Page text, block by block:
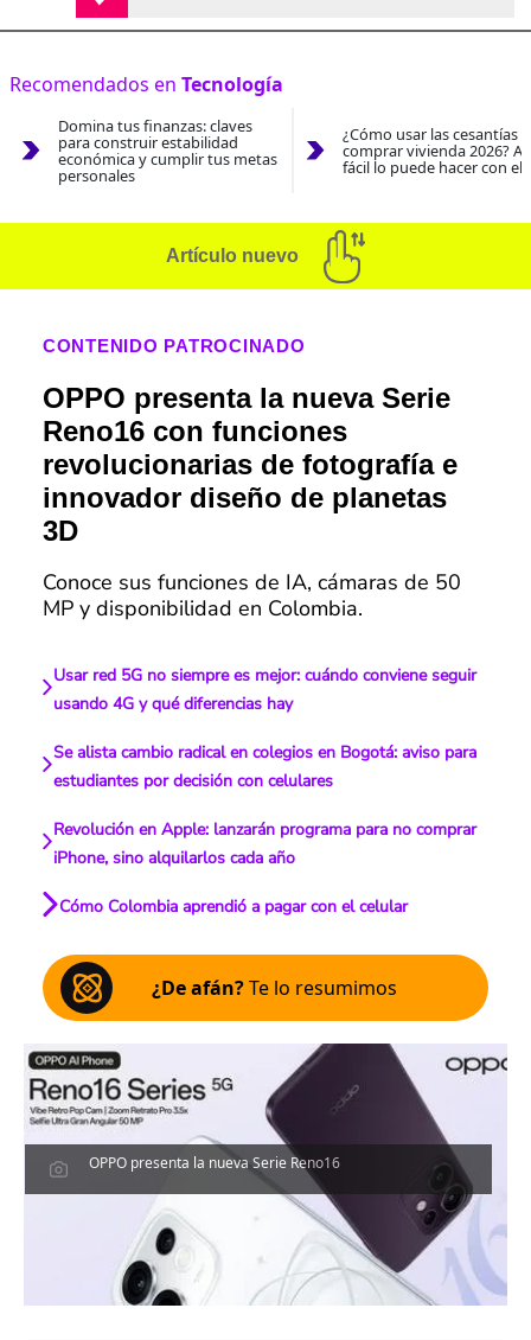
Recomendados en Tecnología
Domina tus finanzas: claves
para construir estabilidad
económica y cumplir tus metas
personales
¿Cómo usar las cesantías
comprar vivienda 2026?
fácil lo puede hacer con el
Artículo nuevo
CONTENIDO PATROCINADO
OPPO presenta la nueva Serie
Reno16 con funciones
revolucionarias de fotografía e
innovador diseño de planetas
3D
Conoce sus funciones de IA, cámaras de 50
MP y disponibilidad en Colombia.
Usar red 5G no siempre es mejor: cuándo conviene seguir
usando 4G y qué diferencias hay
Se alista cambio radical en colegios en Bogotá: aviso para
estudiantes por decisión con celulares
Revolución en Apple: lanzarán programa para no comprar
iPhone, sino alquilarlos cada año
Cómo Colombia aprendió a pagar con el celular
¿De afán?Te lo resumimos
OPPO presenta la nueva Serie Reno16